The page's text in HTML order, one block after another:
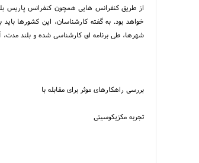
از طریق کنفرانس هایی همچون کنفرانس پاریس
خواهد بود. به گفته کارشناسان، این کشورها
شهرها، طی برنامه ای کارشناسی شده و بلند مدت،
بررسی راهکارهای موثر برای مقابله با
تجربه مکزیکوسیتی